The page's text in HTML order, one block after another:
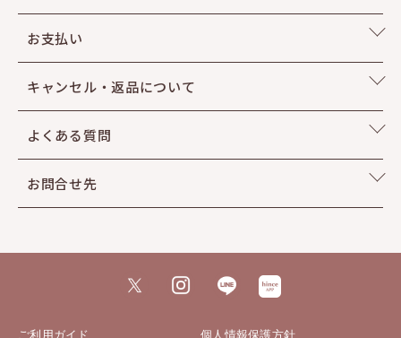
お支払い
キャンセル・返品について
よくある質問
お問合せ先
ご利用ガイド 個人情報保護方針